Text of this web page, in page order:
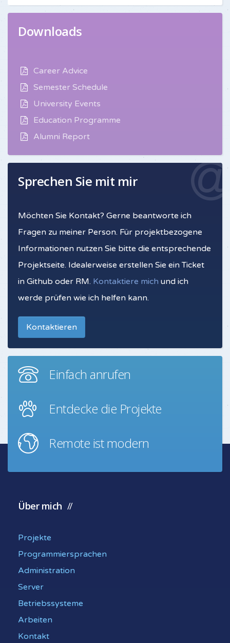
Downloads
Career Advice
Semester Schedule
University Events
Education Programme
Alumni Report
Sprechen Sie mit mir
Möchten Sie Kontakt? Gerne beantworte ich
Fragen zu meiner Person. Für projektbezogene
Informationen nutzen Sie bitte die entsprechende
Projektseite. Idealerweise erstellen Sie ein Ticket
in Github oder RM. Kontaktiere mich und ich
werde prüfen wie ich helfen kann.
Kontaktieren
Einfach anrufen
Entdecke die Projekte
Remote ist modern
Über mich
Projekte
Programmiersprachen
Administration
Server
Betriebssysteme
Arbeiten
Kontakt